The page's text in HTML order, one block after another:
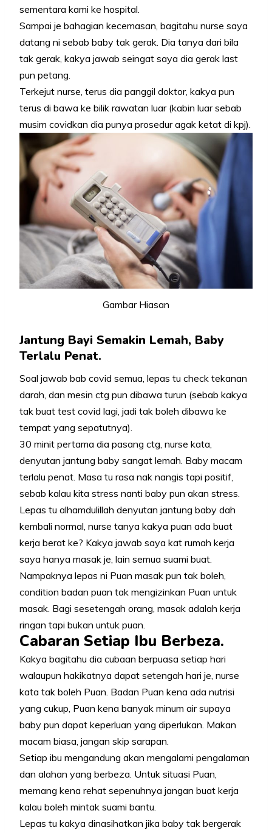
sementara kami ke hospital.
Sampai je bahagian kecemasan, bagitahu nurse saya
datang ni sebab baby tak gerak. Dia tanya dari bila
tak gerak, kakya jawab seingat saya dia gerak last
pun petang.
Terkejut nurse, terus dia panggil doktor, kakya pun
terus di bawa ke bilik rawatan luar (kabin luar sebab
musim covidkan dia punya prosedur agak ketat di kpj).
Gambar Hiasan
Jantung Bayi Semakin Lemah, Baby
Terlalu Penat.
Soal jawab bab covid semua, lepas tu check tekanan
darah, dan mesin ctg pun dibawa turun (sebab kakya
tak buat test covid lagi, jadi tak boleh dibawa ke
tempat yang sepatutnya).
30 minit pertama dia pasang ctg, nurse kata,
denyutan jantung baby sangat lemah. Baby macam
terlalu penat. Masa tu rasa nak nangis tapi positif,
sebab kalau kita stress nanti baby pun akan stress.
Lepas tu alhamdulillah denyutan jantung baby dah
kembali normal, nurse tanya kakya puan ada buat
kerja berat ke? Kakya jawab saya kat rumah kerja
saya hanya masak je, lain semua suami buat.
Nampaknya lepas ni Puan masak pun tak boleh,
condition badan puan tak mengizinkan Puan untuk
masak. Bagi sesetengah orang, masak adalah kerja
ringan tapi bukan untuk puan.
Cabaran Setiap Ibu Berbeza.
Kakya bagitahu dia cubaan berpuasa setiap hari
walaupun hakikatnya dapat setengah hari je, nurse
kata tak boleh Puan. Badan Puan kena ada nutrisi
yang cukup, Puan kena banyak minum air supaya
baby pun dapat keperluan yang diperlukan. Makan
macam biasa, jangan skip sarapan.
Setiap ibu mengandung akan mengalami pengalaman
dan alahan yang berbeza. Untuk situasi Puan,
memang kena rehat sepenuhnya jangan buat kerja
kalau boleh mintak suami bantu.
Lepas tu kakya dinasihatkan jika baby tak bergerak